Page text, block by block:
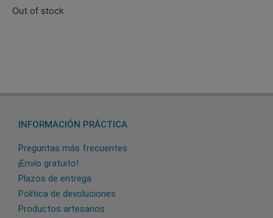
Out of stock
INFORMACIÓN PRÁCTICA
Preguntas más frecuentes
¡Envío gratuito!
Plazos de entrega
Política de devoluciones
Productos artesanos